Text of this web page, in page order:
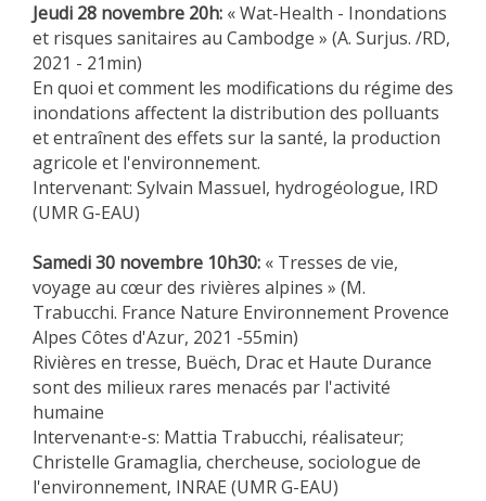
LOGICIELS
PUBLICATIONS SUR HAL
HDR
WORKING PAPERS
NOTES THÉMATIQUES
Jeudi 28 novembre 20h: « Wat-Health - Inondations
et risques sanitaires au Cambodge » (A. Surjus. /RD,
2021 - 21min)
En quoi et comment les modifications du régime des
inondations affectent la distribution des polluants
et entraînent des effets sur la santé, la production
agricole et l'environnement.
Intervenant: Sylvain Massuel, hydrogéologue, IRD
(UMR G-EAU)
Samedi30 novembre 10h30: « Tresses de vie,
voyage au cœur des rivières alpines » (M.
Trabucchi. France Nature Environnement Provence
Alpes Côtes d'Azur, 2021 -55min)
Rivières en tresse, Buëch, Drac et Haute Durance
sont des milieux rares menacés par l'activité
humaine
lntervenant·e-s: Mattia Trabucchi, réalisateur;
Christelle Gramaglia, chercheuse, sociologue de
l'environnement, INRAE (UMR G-EAU)